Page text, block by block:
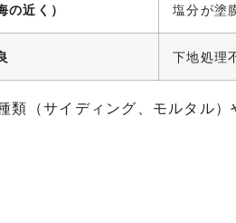
の近く） 塩分が塗
下地処理
類（サイディング、モルタル）